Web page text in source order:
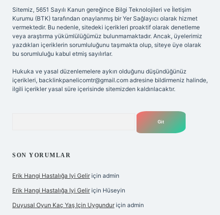
Sitemiz, 5651 Sayılı Kanun gereğince Bilgi Teknolojileri ve İletişim
Kurumu (BTK) tarafından onaylanmış bir Yer Sağlayıcı olarak hizmet
vermektedir. Bu nedenle, sitedeki içerikleri proaktif olarak denetleme
veya araştırma yükümlülüğümüz bulunmamaktadır. Ancak, üyelerimiz
yazdıkları içeriklerin sorumluluğunu taşımakta olup, siteye üye olarak
bu sorumluluğu kabul etmiş sayılırlar.
Hukuka ve yasal düzenlemelere aykırı olduğunu düşündüğünüz
içerikleri, backlinkpanelicomtr@gmail.com adresine bildirmeniz halinde,
ilgili içerikler yasal süre içerisinde sitemizden kaldırılacaktır.
SON YORUMLAR
Erik Hangi Hastalığa Iyi Gelir için admin
Erik Hangi Hastalığa Iyi Gelir için Hüseyin
Duyusal Oyun Kaç Yaş Için Uygundur için admin